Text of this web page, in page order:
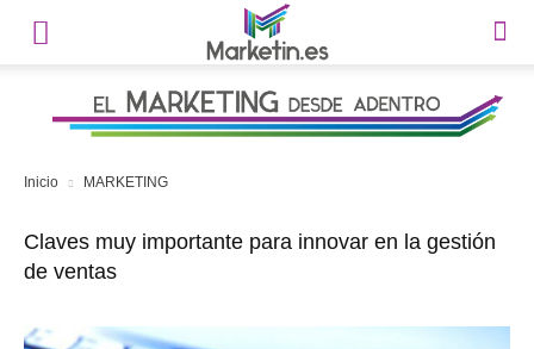
Inicio MARKETING
Claves muy importante para innovar en la gestión
de ventas